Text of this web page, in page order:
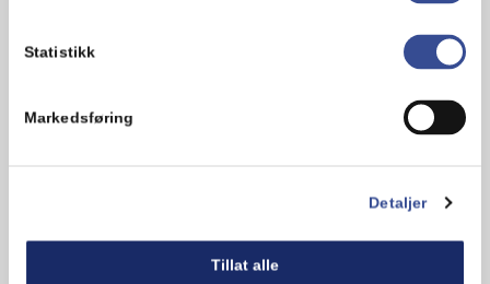
Statistikk
Markedsføring
Detaljer
Tillat alle
Legg til en kommentar